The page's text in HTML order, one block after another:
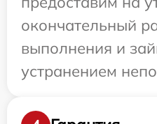
окончательный
выполнения и
устранением